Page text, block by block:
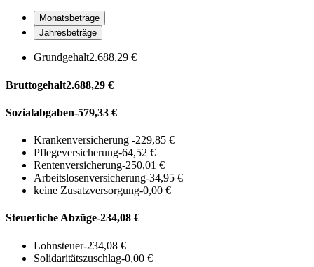
Monatsbeträge
Jahresbeträge
Grundgehalt2.688,29 €
Bruttogehalt2.688,29 €
Sozialabgaben-579,33 €
Krankenversicherung -229,85 €
Pflegeversicherung-64,52 €
Rentenversicherung-250,01 €
Arbeitslosenversicherung-34,95 €
keine Zusatzversorgung-0,00 €
Steuerliche Abzüge-234,08 €
Lohnsteuer-234,08 €
Solidaritätszuschlag-0,00 €